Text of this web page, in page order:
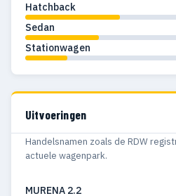
Hatchback
Sedan
Stationwagen
Uitvoeringen
Handelsnamen zoals de RDW
actuele wagenpark.
MURENA 2.2